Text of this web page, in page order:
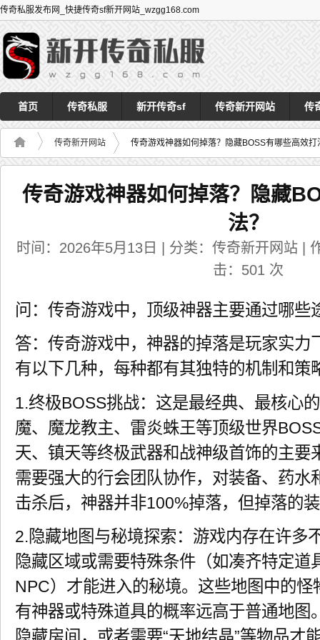
传奇私服发布网_快捷传奇sf新开网站_wzgg168.com
首页 传奇私服 新开传奇sf 传奇新开网站 传
传奇新开网站 传奇游戏神器如何掉落？隐藏BOSS有哪些高效打
传奇游戏神器如何掉落？隐藏
法？
时间：2026年5月13日 | 分类：传奇新开网站 |
击： 501 次
问：传奇游戏中，顶级神器主要通过哪些
答：传奇游戏中，神器的掉落是玩家实力
有以下几种，每种都有其独特的机制和策
1.终极BOSS挑战：这是最经典、最核心
魔、魔龙教主、雷炎蛛王等顶级世界
天、镇天等终极武器和战神级首饰的主要
需要强大的行会团队协作，对装备、药水
击杀后，神器并非100%掉落，但掉落的
2.隐藏地图与秘境探索：游戏内存在许多
隐藏区域或需要特殊条件（如凑齐特定道
NPC）才能进入的秘境。这些地图中的怪
有神器或特殊道具的概率远高于普通地图